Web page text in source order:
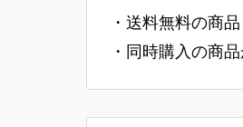
・送料無料の商
・同時購入の商